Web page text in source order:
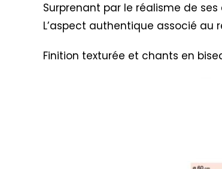
Surprenant par le réalisme de
L’aspect authentique associé au
Finition texturée et chants en